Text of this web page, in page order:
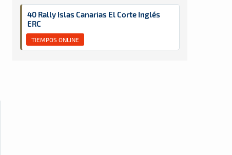
40 Rally Islas Canarias El Corte Inglés
ERC
TIEMPOS ONLINE